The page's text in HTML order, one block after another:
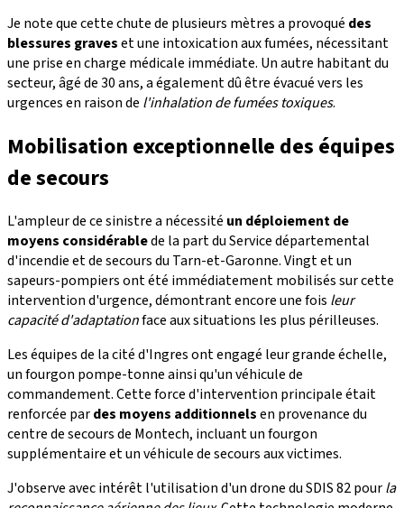
Je note que cette chute de plusieurs mètres a provoqué des
blessures graveset une intoxication aux fumées, nécessitant
une prise en charge médicale immédiate. Un autre habitant du
secteur, âgé de 30 ans, a également dû être évacué vers les
urgences en raison de l'inhalation de fumées toxiques.
Mobilisation exceptionnelle des équipes
de secours
L'ampleur de ce sinistre a nécessité un déploiement de
moyens considérablede la part du Service départemental
d'incendie et de secours du Tarn-et-Garonne. Vingt et un
sapeurs-pompiers ont été immédiatement mobilisés sur cette
intervention d'urgence, démontrant encore une fois leur
capacité d'adaptationface aux situations les plus périlleuses.
Les équipes de la cité d'Ingres ont engagé leur grande échelle,
un fourgon pompe-tonne ainsi qu'un véhicule de
commandement. Cette force d'intervention principale était
renforcée pardes moyens additionnelsen provenance du
centre de secours de Montech, incluant un fourgon
supplémentaire et un véhicule de secours aux victimes.
J'observe avec intérêt l'utilisation d'un drone du SDIS 82 pourla